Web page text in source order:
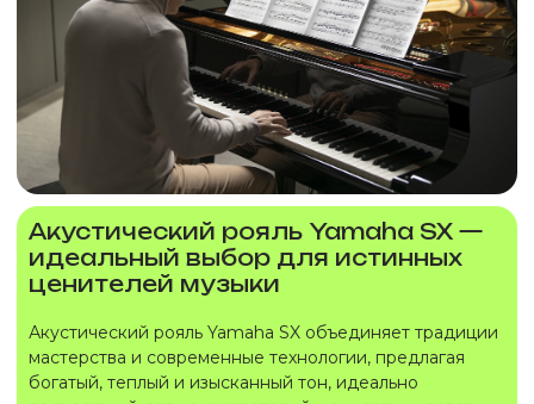
Акустический рояль Yamaha SX —
идеальный выбор для истинных
ценителей музыки
Акустический рояль Yamaha SX объединяет традиции
мастерства и современные технологии, предлагая
богатый, теплый и изысканный тон, идеально